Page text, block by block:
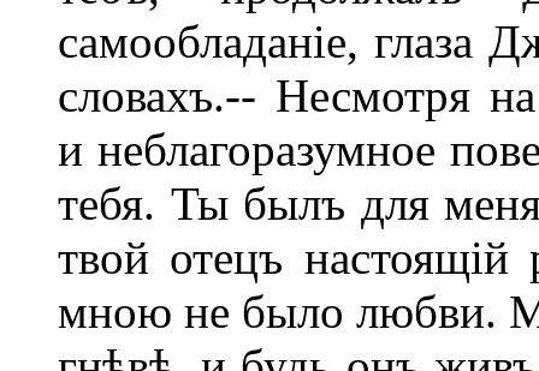
самообладаніе, глаза
словахъ.-- Несмотря
и неблагоразумное
тебя. Ты былъ для
твой отецъ
мною не было любви.